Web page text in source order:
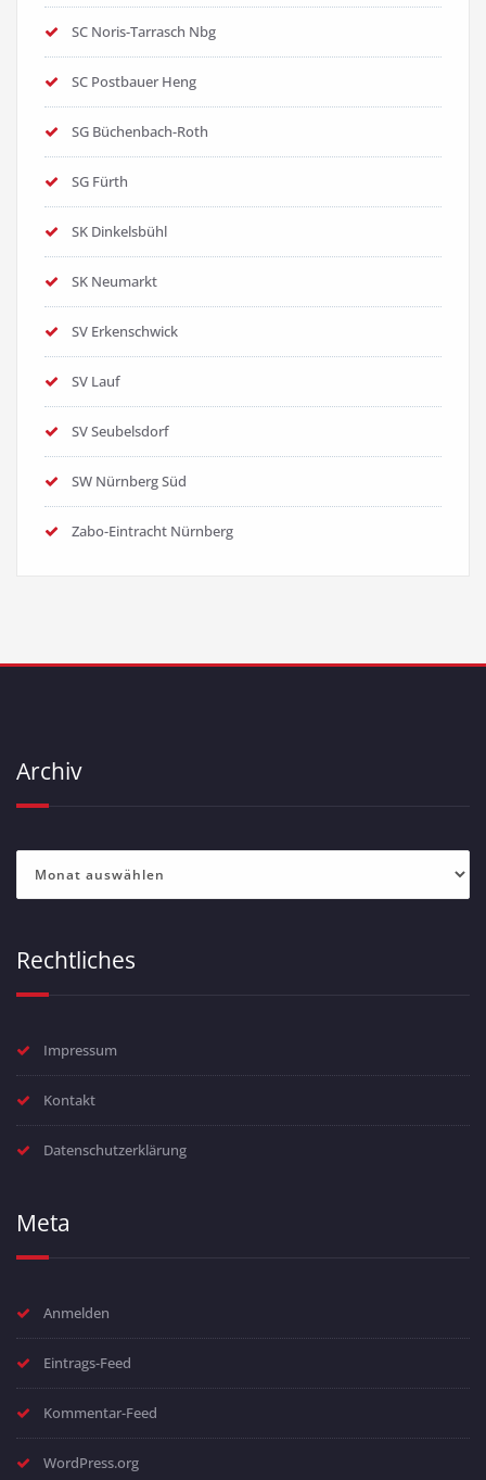
SC Noris-Tarrasch Nbg
SC Postbauer Heng
SG Büchenbach-Roth
SG Fürth
SK Dinkelsbühl
SK Neumarkt
SV Erkenschwick
SV Lauf
SV Seubelsdorf
SW Nürnberg Süd
Zabo-Eintracht Nürnberg
Archiv
Rechtliches
Impressum
Kontakt
Datenschutzerklärung
Meta
Anmelden
Eintrags-Feed
Kommentar-Feed
WordPress.org